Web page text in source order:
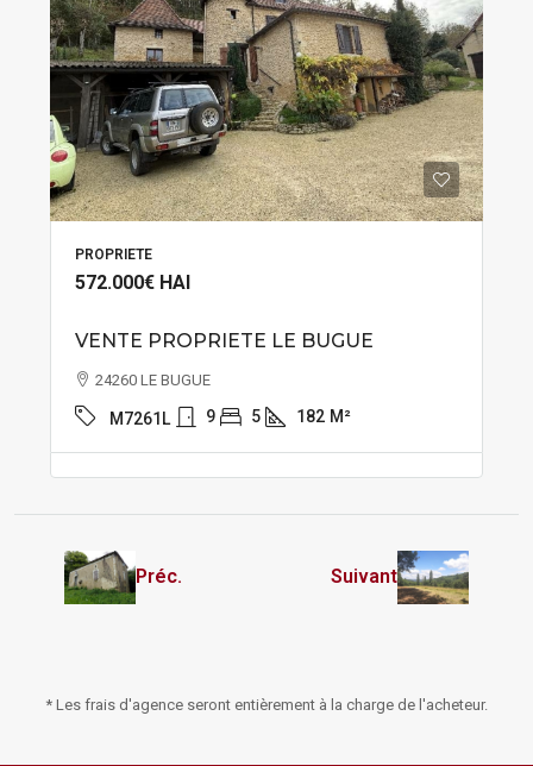
PROPRIETE
572.000€ HAI
VENTE PROPRIETE LE BUGUE
24260 LE BUGUE
M7261L 9 5 182 M²
Préc. Suivant
* Les frais d'agence seront entièrement à la charge de l'acheteur.